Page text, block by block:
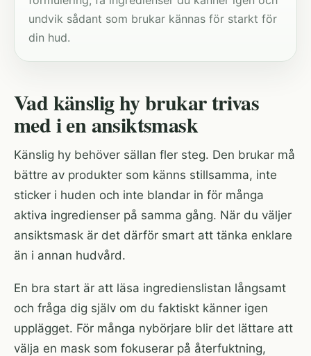
undvik sådant som brukar kännas för starkt för
din hud.
Vad känslig hy brukar trivas
med i en ansiktsmask
Känslig hy behöver sällan fler steg. Den brukar må
bättre av produkter som känns stillsamma, inte
sticker i huden och inte blandar in för många
aktiva ingredienser på samma gång. När du väljer
ansiktsmask är det därför smart att tänka enklare
än i annan hudvård.
En bra start är att läsa ingredienslistan långsamt
och fråga dig själv om du faktiskt känner igen
upplägget. För många nybörjare blir det lättare att
välja en mask som fokuserar på återfuktning,